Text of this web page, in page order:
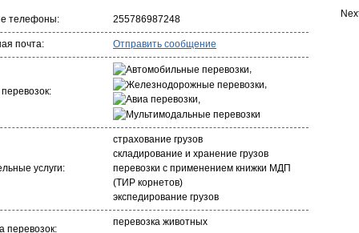
телефоны: 255786987248
почта: Отправить сообщение
,
,
услуги:
страхование грузов
складирование и хранение грузов
перевозки с применением книжки МДП
(ТИР корнетов)
экспедирование грузов
перевозок:
перевозка животных